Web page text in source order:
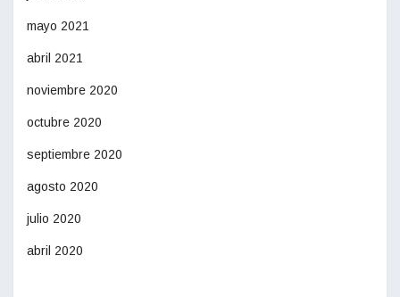
mayo 2021
abril 2021
noviembre 2020
octubre 2020
septiembre 2020
agosto 2020
julio 2020
abril 2020